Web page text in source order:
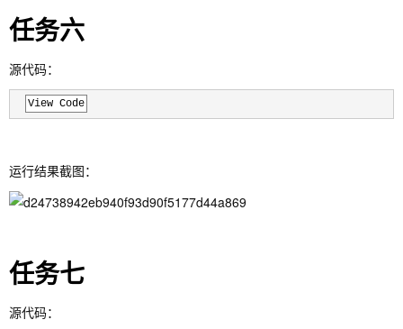
任务六
源代码：
View Code
运行结果截图：
任务七
源代码：